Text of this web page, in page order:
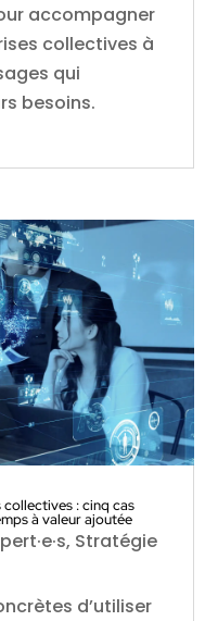
accompagner
collectives à
qui
besoins.
collectives : cinq cas
à valeur ajoutée
, Stratégie
d’utiliser